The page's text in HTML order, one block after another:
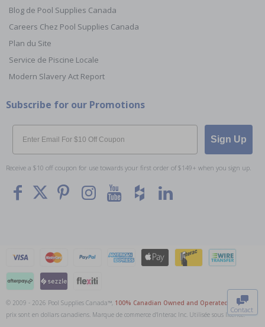
Contact
Blog de Pool Supplies Canada
Careers Chez Pool Supplies Canada
Plan du Site
Service de Piscine Locale
Modern Slavery Act Report
Subscribe for our Promotions
Email
Sign Up
Receive a $10 off coupon for use towards your first order of $149+ when you sign up.
© 2009 - 2026 Pool Supplies Canada™, 100% Canadian Owned and Operated
. Tous les
prix sont en dollars canadiens. Marque de commerce d'Interac Inc. Utilisée sous licence.